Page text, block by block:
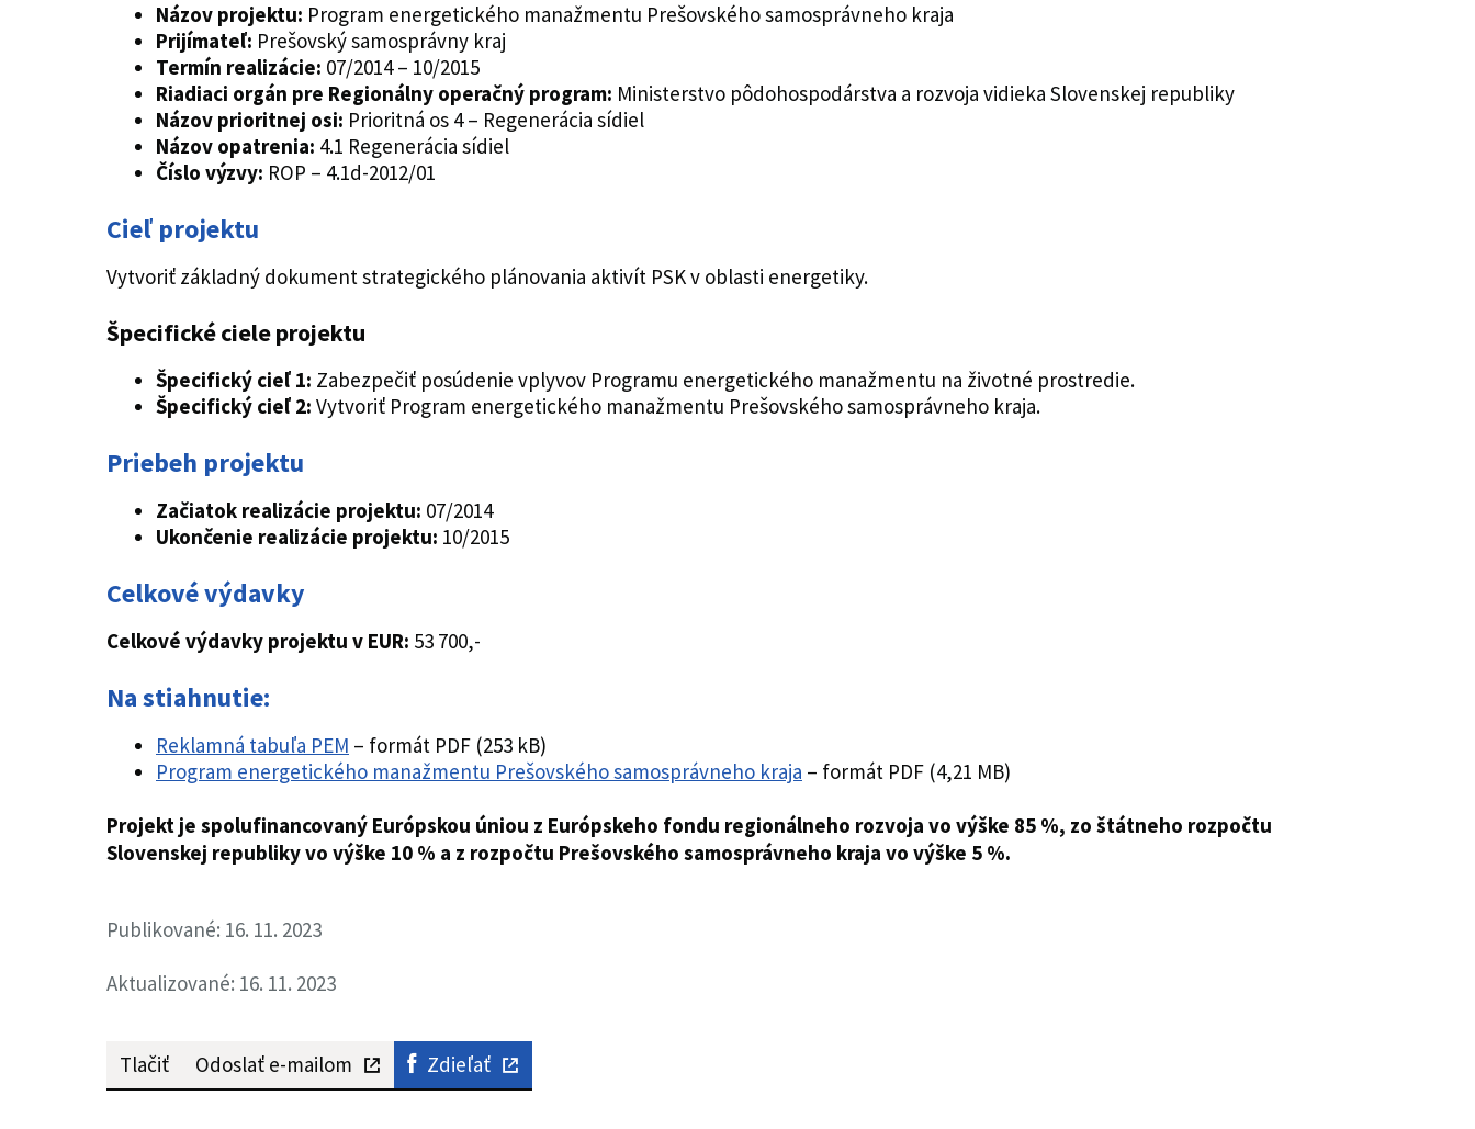
Názov projektu: Program energetického manažmentu Prešovského samosprávneho kraja
Prijímateľ: Prešovský samosprávny kraj
Termín realizácie: 07/2014 – 10/2015
Riadiaci orgán pre Regionálny operačný program: Ministerstvo pôdohospodárstva a rozvoja vidieka Slovenskej republiky
Názov prioritnej osi: Prioritná os 4 – Regenerácia sídiel
Názov opatrenia: 4.1 Regenerácia sídiel
Číslo výzvy: ROP – 4.1d-2012/01
Cieľ projektu
Vytvoriť základný dokument strategického plánovania aktivít PSK v oblasti energetiky.
Špecifické ciele projektu
Špecifický cieľ 1: Zabezpečiť posúdenie vplyvov Programu energetického manažmentu na životné prostredie.
Špecifický cieľ 2: Vytvoriť Program energetického manažmentu Prešovského samosprávneho kraja.
Priebeh projektu
Začiatok realizácie projektu: 07/2014
Ukončenie realizácie projektu: 10/2015
Celkové výdavky
Celkové výdavky projektu v EUR: 53 700,-
Na stiahnutie:
Reklamná tabuľa PEM – formát PDF (253 kB)
Program energetického manažmentu Prešovského samosprávneho kraja – formát PDF (4,21 MB)
Projekt je spolufinancovaný Európskou úniou z Európskeho fondu regionálneho rozvoja vo výške 85 %, zo štátneho rozpočtu
Slovenskej republiky vo výške 10 % a z rozpočtu Prešovského samosprávneho kraja vo výške 5 %.
Publikované: 16. 11. 2023
Aktualizované: 16. 11. 2023
Tlačiť Odoslať e-mailom Zdieľať